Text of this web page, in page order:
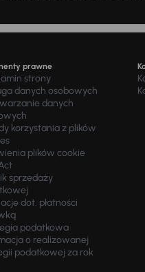
prawne
strony
danych osobowych
danych
korzystania z plików
plików cookie
sprzedaży
dot. płatności
podatkowa
o realizowanej
podatkowej za rok